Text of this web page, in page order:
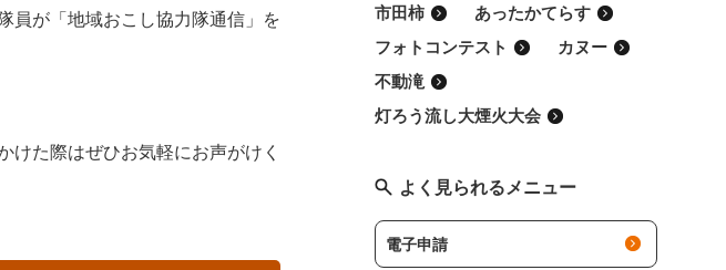
員が「地域おこし協力隊通信」を
けた際はぜひお気軽にお声がけく
市田柿
あったかてらす
フォトコンテスト
カヌー
不動滝
灯ろう流し大煙火大会
よく見られるメニュー
電子申請